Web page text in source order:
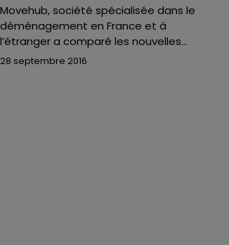
Movehub, société spécialisée dans le
déménagement en France et à
l’étranger a comparé les nouvelles…
28 septembre 2016